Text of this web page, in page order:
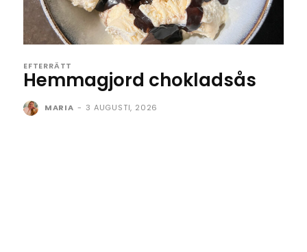
EFTERRÄTT
Hemmagjord chokladsås
MARIA - 3 AUGUSTI, 2026